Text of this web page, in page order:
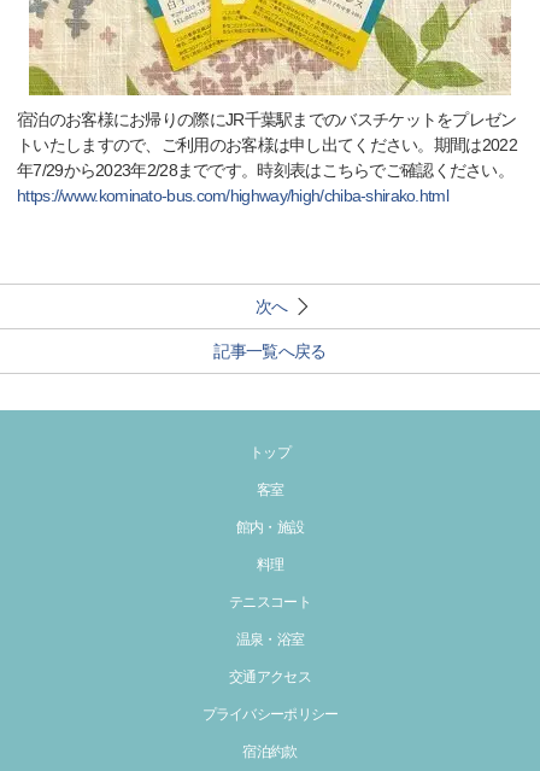
宿泊のお客様にお帰りの際にJR千葉駅までのバスチケットをプレゼン
トいたしますので、ご利用のお客様は申し出てください。期間は2022
年7/29から2023年2/28までです。時刻表はこちらでご確認ください。
https://www.kominato-bus.com/highway/high/chiba-shirako.html
次へ
記事一覧へ戻る
トップ
客室
館内・施設
料理
テニスコート
温泉・浴室
交通アクセス
プライバシーポリシー
宿泊約款